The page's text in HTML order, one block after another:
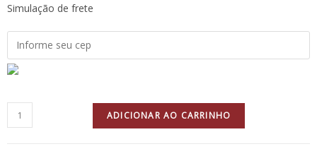
Simulação de frete
ADICIONAR AO CARRINHO